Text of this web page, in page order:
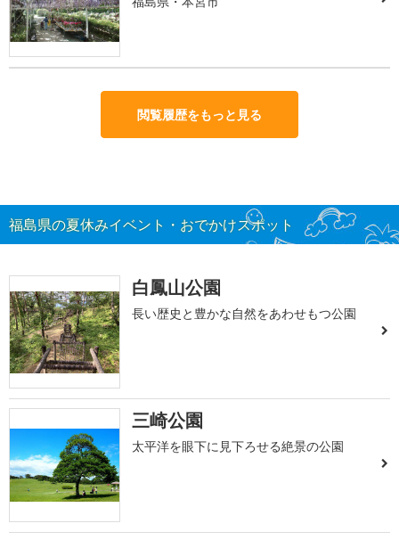
閲覧履歴をもっと見る
福島県の夏休みイベント・おでかけスポット
白鳳山公園
長い歴史と豊かな自然をあわせもつ公園
三崎公園
太平洋を眼下に見下ろせる絶景の公園